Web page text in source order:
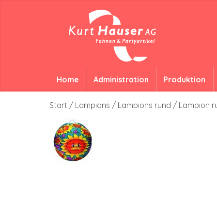
Home Administration Produktion
Start / Lampions / Lampions rund / Lampion